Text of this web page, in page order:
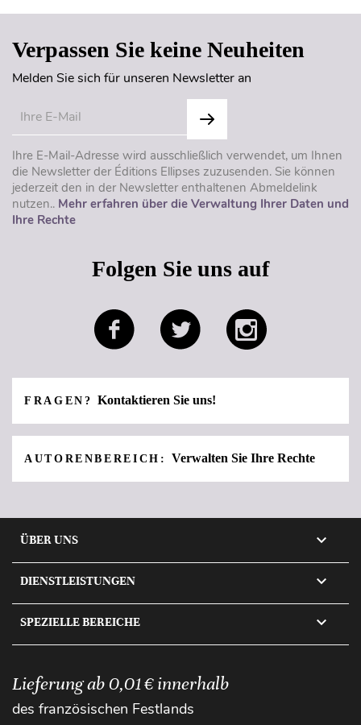
Verpassen Sie keine Neuheiten
Melden Sie sich für unseren Newsletter an
Ihre E-Mail-Adresse wird ausschließlich verwendet, um Ihnen
die Newsletter der Éditions Ellipses zuzusenden. Sie können
jederzeit den in der Newsletter enthaltenen Abmeldelink
nutzen.. Mehr erfahren über die Verwaltung Ihrer Daten und
Ihre Rechte
Folgen Sie uns auf
FRAGEN?Kontaktieren Sie uns!
AUTORENBEREICH: Verwalten Sie Ihre Rechte
ÜBER UNS 
DIENSTLEISTUNGEN 
SPEZIELLE BEREICHE 
Lieferung ab 0,01 € innerhalb
des französischen Festlands